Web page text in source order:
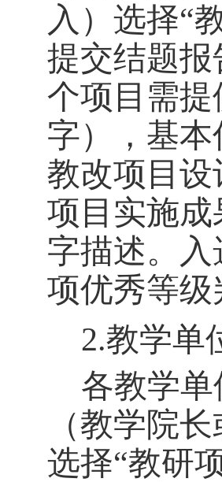
入） 选择“
提交结题
个项目 需提
字）
，基
教改项目设
项目实施成
字描述。
项优秀等
2.教学单
各教学单
（教学院
选择“教研